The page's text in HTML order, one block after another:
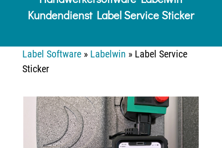
Kundendienst Label Service Sticker
Label Software» Labelwin » Label Service
Sticker